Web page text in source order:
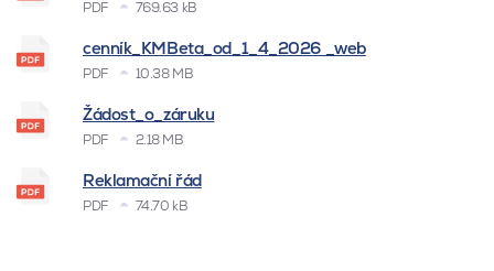
PDF 769.63 kB
cenník_KMBeta_od_1_4_2026 _web
PDF 10.38 MB
Žádost_o_záruku
PDF 2.18 MB
Reklamační řád
PDF 74.70 kB